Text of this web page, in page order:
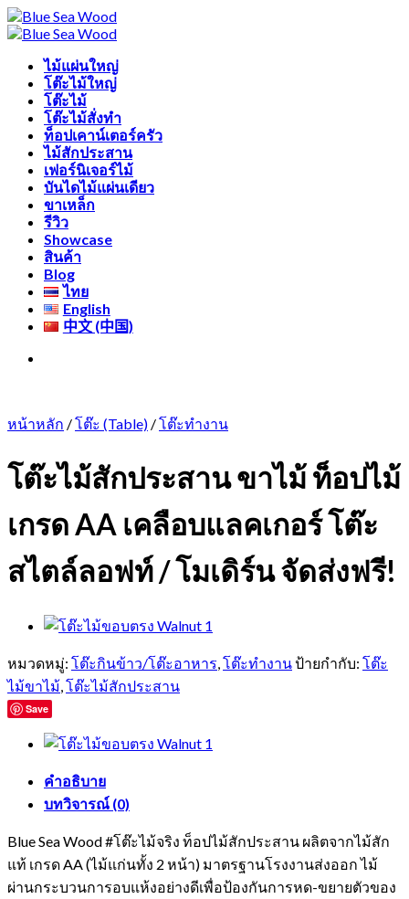
Skip
to
ไม้แผ่นใหญ่
โต๊ะไม้ใหญ่
โต๊ะไม้
โต๊ะไม้สั่งทำ
ท็อปเคาน์เตอร์ครัว
ไม้สักประสาน
เฟอร์นิเจอร์ไม้
บันไดไม้แผ่นเดียว
ขาเหล็ก
รีวิว
Showcase
สินค้า
Blog
ไทย
English
中文 (中国)
หน้าหลัก /โต๊ะ (Table) /โต๊ะทำงาน
โต๊ะไม้สักประสาน ขาไม้ ท็อปไม้
เกรด AA เคลือบแลคเกอร์ โต๊ะ
สไตล์ลอฟท์ / โมเดิร์น จัดส่งฟรี!
หมวดหมู่: โต๊ะกินข้าว/โต๊ะอาหาร,โต๊ะทำงานป้ายกำกับ: โต๊ะ
ไม้ขาไม้,โต๊ะไม้สักประสาน
Save
คำอธิบาย
บทวิจารณ์ (0)
Blue Sea Wood #โต๊ะไม้จริง ท็อปไม้สักประสาน ผลิตจากไม้สัก
แท้ เกรด AA (ไม้แก่นทั้ง 2 หน้า) มาตรฐานโรงงานส่งออก ไม้
ผ่านกระบวนการอบแห้งอย่างดีเพื่อป้องกันการหด-ขยายตัวของ
Free shipping for all Products (Length not over 2